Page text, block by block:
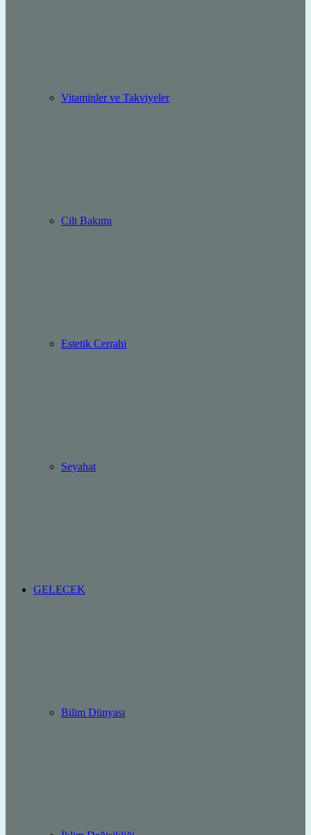
Vitaminler ve Takviyeler
Cilt Bakımı
Estetik Cerrahi
Seyahat
GELECEK
Bilim Dünyası